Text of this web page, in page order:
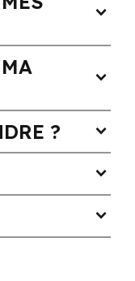
expand_more
expand_more
? expand_more
expand_more
expand_more